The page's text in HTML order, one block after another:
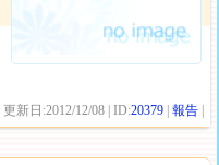
| 更新日:2012/12/08 | ID:20379 |報告